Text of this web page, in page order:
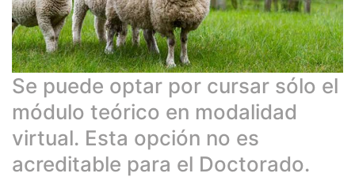
Se puede optar por cursar sólo el
módulo teórico en modalidad
virtual. Esta opción no es
acreditable para el Doctorado.